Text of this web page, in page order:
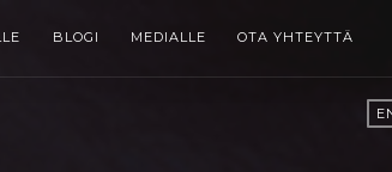
BLOGI MEDIALLE OTA YHTEYTTÄ